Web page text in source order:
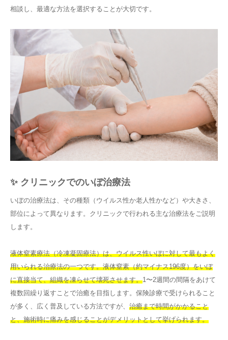
相談し、最適な方法を選択することが大切です。
✨ クリニックでのいぼ治療法
いぼの治療法は、その種類（ウイルス性か老人性かなど）や大きさ、
部位によって異なります。クリニックで行われる主な治療法をご説明
します。
液体窒素療法（冷凍凝固療法）は、ウイルス性いぼに対して最もよく
用いられる治療法の一つです。液体窒素（約マイナス196度）をいぼ
に直接当て、組織を凍らせて壊死させます。1〜2週間の間隔をあけて
複数回繰り返すことで治癒を目指します。保険診療で受けられること
が多く、広く普及している方法ですが、 治癒まで時間がかかること
と、施術時に痛みを感じることがデメリットとして挙げられます。